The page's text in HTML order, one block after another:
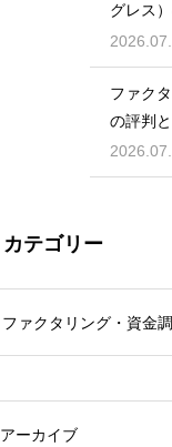
グレス
証
ファク
の評判
を徹底
カテゴリー
ファクタリング・資金
アーカイブ